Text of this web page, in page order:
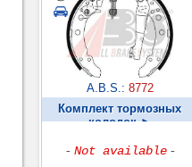
A.B.S.: 8772
Комплект тормозных
колодок ►
- Not available -